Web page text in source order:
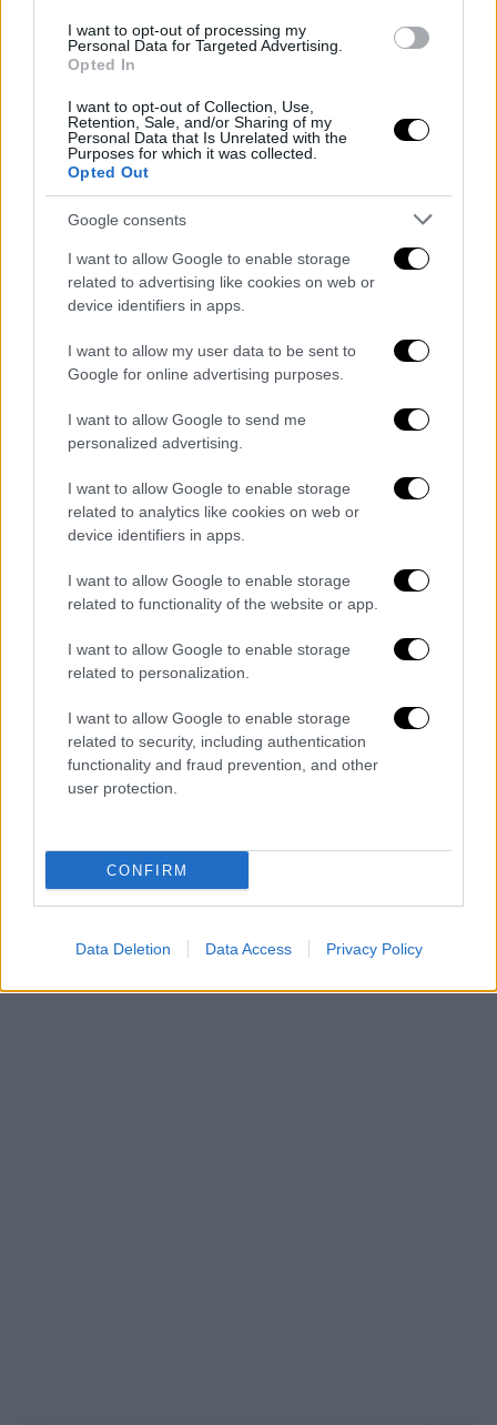
I want to opt-out of processing my
Personal Data for Targeted Advertising.
Opted In
I want to opt-out of Collection, Use,
Retention, Sale, and/or Sharing of my
Personal Data that Is Unrelated with the
Purposes for which it was collected.
Opted Out
Google consents
I want to allow Google to enable storage
related to advertising like cookies on web or
device identifiers in apps.
I want to allow my user data to be sent to
Google for online advertising purposes.
I want to allow Google to send me
personalized advertising.
I want to allow Google to enable storage
related to analytics like cookies on web or
device identifiers in apps.
I want to allow Google to enable storage
related to functionality of the website or app.
I want to allow Google to enable storage
related to personalization.
I want to allow Google to enable storage
related to security, including authentication
functionality and fraud prevention, and other
user protection.
CONFIRM
Data Deletion Data Access Privacy Policy
UEFA EURO 2032
incendio: distrutti 7 ettari di
vegetazione, arrestato 52enne
Napoli, Martusciello lancia la proposta:
“Una consulta della società civile per
- Pubblicità -